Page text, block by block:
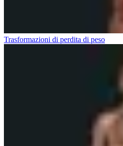
Trasformazioni di perdita di peso